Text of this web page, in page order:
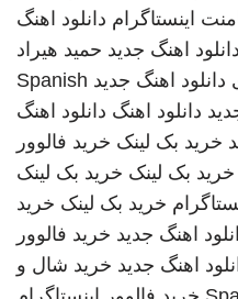
اینستاگرام دانلود اهنگ
دانلود اهنگ جدید حمید هیراد
دانلود اهنگ جدید Spanish
دانلود اهنگ دانلود اهنگ
خرید بک لینک خرید فالوور
خرید بک لینک خرید بک لینک
خرید بک لینک خرید
اهنگ جدید خرید فالوور
اهنگ جدید خرید شال و